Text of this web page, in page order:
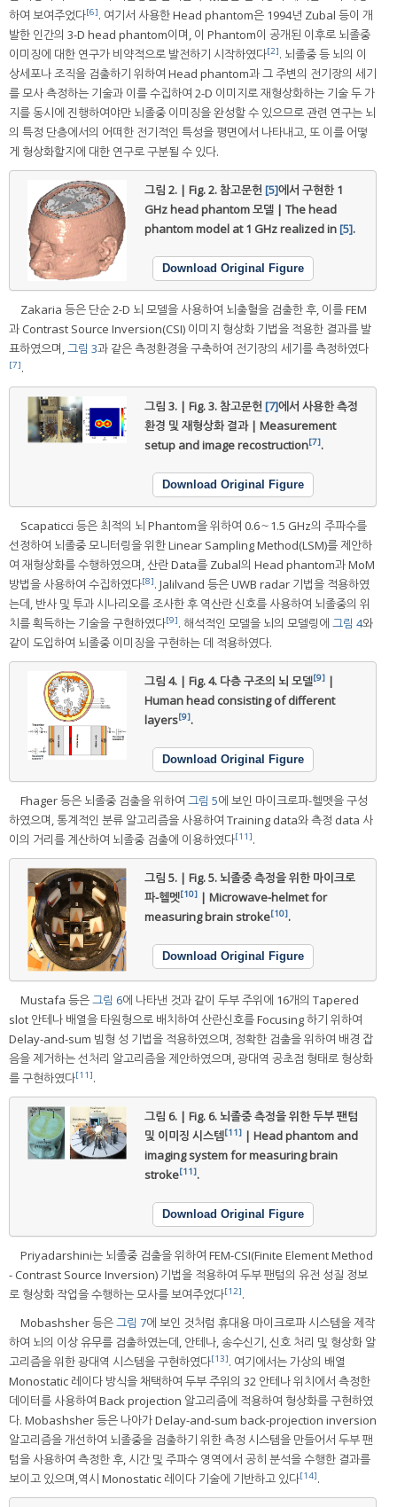
하여 보여주었다[6]. 여기서 사용한 Head phantom은 1994년 Zubal 등이 개
발한 인간의 3-D head phantom이며, 이 Phantom이 공개된 이후로 뇌졸중
이미징에 대한 연구가 비약적으로 발전하기 시작하였다[2]. 뇌졸중 등 뇌의 이
상세포나 조직을 검출하기 위하여 Head phantom과 그 주변의 전기장의 세기
를 모사 측정하는 기술과 이를 수집하여 2-D 이미지로 재형상화하는 기술 두 가
지를 동시에 진행하여야만 뇌졸중 이미징을 완성할 수 있으므로 관련 연구는 뇌
의 특정 단층에서의 어떠한 전기적인 특성을 평면에서 나타내고, 또 이를 어떻
게 형상화할지에 대한 연구로 구분될 수 있다.
그림 2. | Fig. 2.참고문헌 [5]에서 구현한 1
GHz head phantom 모델 | The head
phantom model at 1 GHz realized in[5].
Download Original Figure
Zakaria 등은 단순 2-D 뇌 모델을 사용하여 뇌출혈을 검출한 후, 이를 FEM
과 Contrast Source Inversion(CSI) 이미지 형상화 기법을 적용한 결과를 발
표하였으며,그림 3과 같은 측정환경을 구축하여 전기장의 세기를 측정하였다
[7].
그림 3. | Fig. 3.참고문헌 [7]에서 사용한 측정
환경 및 재형상화 결과 | Measurement
setup and image recostruction[7].
Download Original Figure
Scapaticci 등은 최적의 뇌 Phantom을 위하여 0.6～1.5 GHz의 주파수를
선정하여 뇌졸중 모니터링을 위한 Linear Sampling Method(LSM)를 제안하
여 재형상화를 수행하였으며, 산란 Data를 Zubal의 Head phantom과 MoM
방법을 사용하여 수집하였다[8]. Jalilvand 등은 UWB radar 기법을 적용하였
는데, 반사 및 투과 시나리오를 조사한 후 역산란 신호를 사용하여 뇌졸중의 위
치를 획득하는 기술을 구현하였다[9]. 해석적인 모델을 뇌의 모델링에 그림 4와
같이 도입하여 뇌졸중 이미징을 구현하는 데 적용하였다.
그림 4. | Fig. 4. 다층 구조의 뇌 모델[9]|
Human head consisting of different
layers[9].
Download Original Figure
Fhager 등은 뇌졸중 검출을 위하여 그림 5에 보인 마이크로파-헬멧을 구성
하였으며, 통계적인 분류 알고리즘을 사용하여 Training data와 측정 data 사
이의 거리를 계산하여 뇌졸중 검출에 이용하였다[11].
그림 5. | Fig. 5.뇌졸중 측정을 위한 마이크로
파-헬멧[10]| Microwave-helmet for
measuring brain stroke[10].
Download Original Figure
Mustafa 등은그림 6에 나타낸 것과 같이 두부 주위에 16개의 Tapered
slot 안테나 배열을 타원형으로 배치하여 산란신호를 Focusing 하기 위하여
Delay-and-sum 빔형 성 기법을 적용하였으며, 정확한 검출을 위하여 배경 잡
음을 제거하는 선처리 알고리즘을 제안하였으며, 광대역 공초점 형태로 형상화
를 구현하였다[11].
그림 6. | Fig. 6.뇌졸중 측정을 위한 두부 팬텀
및 이미징 시스템[11]| Head phantom and
imaging system for measuring brain
stroke[11].
Download Original Figure
Priyadarshini는 뇌졸중 검출을 위하여 FEM-CSI(Finite Element Method
- Contrast Source Inversion) 기법을 적용하여 두부 팬텀의 유전 성질 정보
로 형상화 작업을 수행하는 모사를 보여주었다[12].
Mobashsher 등은그림 7에 보인 것처럼 휴대용 마이크로파 시스템을 제작
하여 뇌의 이상 유무를 검출하였는데, 안테나, 송수신기, 신호 처리 및 형상화 알
고리즘을 위한 광대역 시스템을 구현하였다[13]. 여기에서는 가상의 배열
Monostatic 레이다 방식을 채택하여 두부 주위의 32 안테나 위치에서 측정한
데이터를 사용하여 Back projection 알고리즘에 적용하여 형상화를 구현하였
다. Mobashsher 등은 나아가 Delay-and-sum back-projection inversion
알고리즘을 개선하여 뇌졸중을 검출하기 위한 측정 시스템을 만들어서 두부 팬
텀을 사용하여 측정한 후, 시간 및 주파수 영역에서 공히 분석을 수행한 결과를
보이고 있으며,역시 Monostatic 레이다 기술에 기반하고 있다[14].